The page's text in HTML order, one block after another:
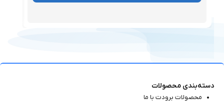
دسته‌بندی محصولات
محصولات برودت با ما